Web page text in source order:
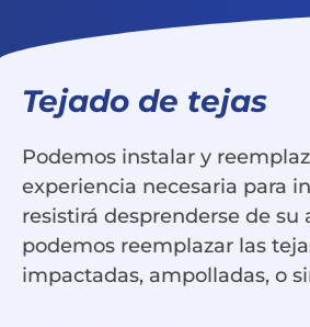
Tejado de tejas
Podemos instalar y
experiencia necesaria para
resistirá desprenderse de su
podemos reemplazar las
impactadas, ampolladas, o